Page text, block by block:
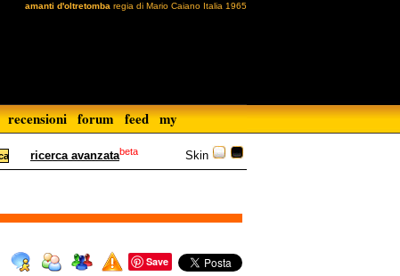
amanti d'oltretomba regia di Mario Caiano Italia 1965
recensioni forum feed my
Skin
ricerca avanzatabeta
Save